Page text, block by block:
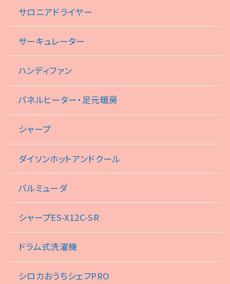
サロニアドライヤー
サーキュレーター
ハンディファン
パネルヒーター・足元暖房
シャープ
ダイソンホットアンドクール
バルミューダ
シャープES-X12C-SR
ドラム式洗濯機
シロカおうちシェフPRO